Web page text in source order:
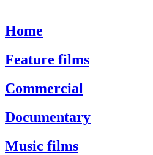
Home
Feature films
Commercial
Documentary
Music films